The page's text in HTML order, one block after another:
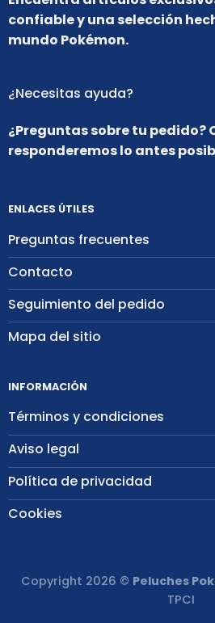
confiable y una selección
mundo Pokémon.
ENLACES ÚTILES
Preguntas frecuentes
Contacto
Seguimiento del pedido
Mapa del sitio
INFORMACIÓN
Términos y condiciones
Aviso legal
Política de privacidad
Cookies
¿Necesitas ayuda?
¿Preguntas sobre tu pedido?
responderemos lo antes
Copyright 2026 © Peluches
TPCI